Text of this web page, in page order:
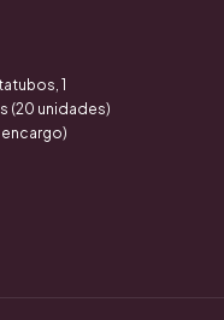
1
(20 unidades)